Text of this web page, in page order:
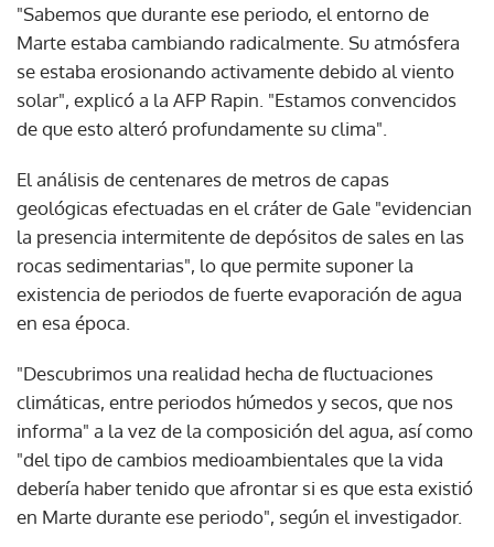
"Sabemos que durante ese periodo, el entorno de
Marte estaba cambiando radicalmente. Su atmósfera
se estaba erosionando activamente debido al viento
solar", explicó a la AFP Rapin. "Estamos convencidos
de que esto alteró profundamente su clima".
El análisis de centenares de metros de capas
geológicas efectuadas en el cráter de Gale "evidencian
la presencia intermitente de depósitos de sales en las
rocas sedimentarias", lo que permite suponer la
existencia de periodos de fuerte evaporación de agua
en esa época.
"Descubrimos una realidad hecha de fluctuaciones
climáticas, entre periodos húmedos y secos, que nos
informa" a la vez de la composición del agua, así como
"del tipo de cambios medioambientales que la vida
debería haber tenido que afrontar si es que esta existió
en Marte durante ese periodo", según el investigador.